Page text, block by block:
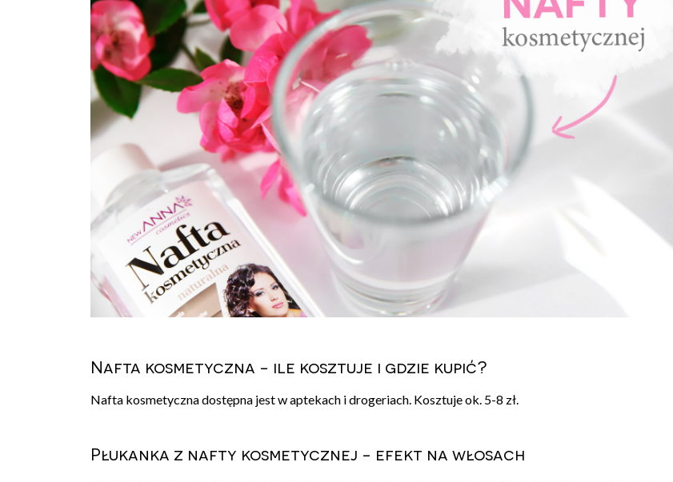
Nafta kosmetyczna - ile kosztuje i gdzie kupić?
Nafta kosmetyczna dostępna jest w aptekach i drogeriach. Kosztuje ok. 5-8 zł.
Płukanka z nafty kosmetycznej - efekt na włosach